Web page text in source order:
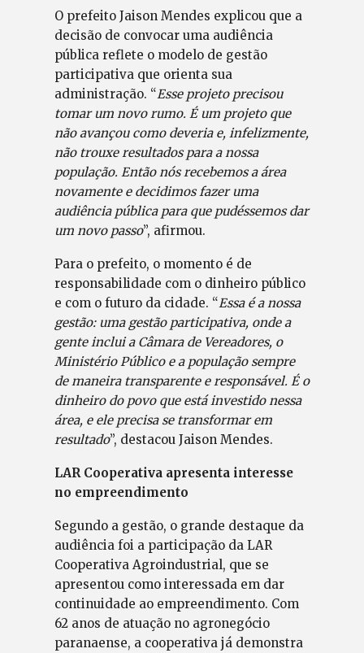
O prefeito Jaison Mendes explicou que a
decisão de convocar uma audiência
pública reflete o modelo de gestão
participativa que orienta sua
administração. “Esse projeto precisou
tomar um novo rumo. É um projeto que
não avançou como deveria e, infelizmente,
não trouxe resultados para a nossa
população. Então nós recebemos a área
novamente e decidimos fazer uma
audiência pública para que pudéssemos dar
um novo passo”, afirmou.
Para o prefeito, o momento é de
responsabilidade com o dinheiro público
e com o futuro da cidade. “Essa é a nossa
gestão: uma gestão participativa, onde a
gente inclui a Câmara de Vereadores, o
Ministério Público e a população sempre
de maneira transparente e responsável. É o
dinheiro do povo que está investido nessa
área, e ele precisa se transformar em
resultado”, destacou Jaison Mendes.
LAR Cooperativa apresenta interesse
no empreendimento
Segundo a gestão, o grande destaque da
audiência foi a participação da LAR
Cooperativa Agroindustrial, que se
apresentou como interessada em dar
continuidade ao empreendimento. Com
62 anos de atuação no agronegócio
paranaense, a cooperativa já demonstra